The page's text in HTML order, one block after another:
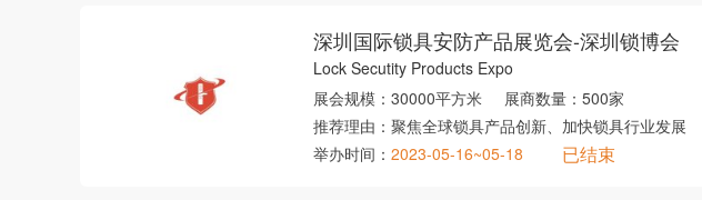
深圳国际锁具安防产品展览会-深圳锁博会
Lock Secutity Products Expo
展会规模： 30000平方米 展商数量： 500家
推荐理由： 聚焦全球锁具产品创新、加快锁具行业发展
举办时间： 2023-05-16~05-18 已结束